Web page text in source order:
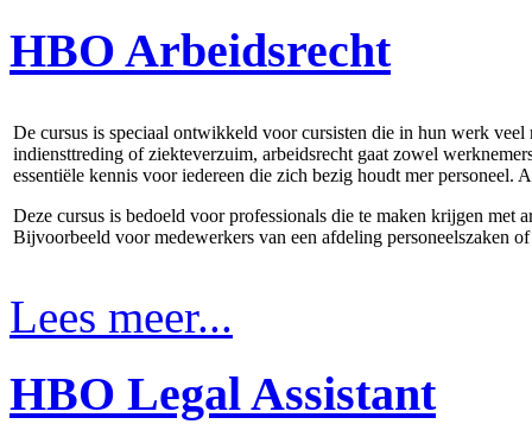
HBO Arbeidsrecht
De cursus is speciaal ontwikkeld voor cursisten die in hun werk
indiensttreding of ziekteverzuim, arbeidsrecht gaat zowel
essentiële kennis voor iedereen die zich bezig houdt mer personeel.
Deze cursus is bedoeld voor professionals die te maken krijgen
Bijvoorbeeld voor medewerkers van een afdeling personeelszaken of
Lees meer...
HBO Legal Assistant